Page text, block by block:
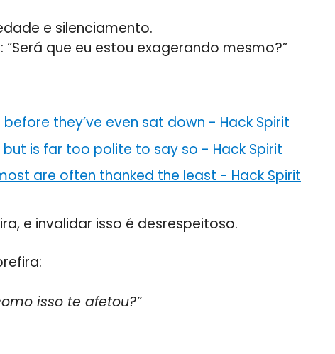
e silenciamento.
que eu estou exagerando mesmo?”
they’ve even sat down - Hack Spirit
but is far too polite to say so - Hack Spirit
are often thanked the least - Hack Spirit
e invalidar isso é desrespeitoso.
isso te afetou?”